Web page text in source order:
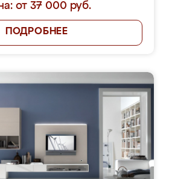
от 37 000 руб.
ПОДРОБНЕЕ